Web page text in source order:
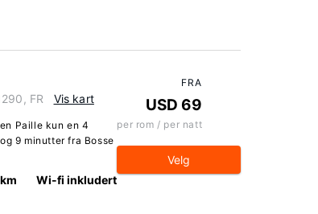
FR Vis kart
Paille kun en 4
9 minutter fra Bosse
Wi-fi inkludert
FRA
USD 69
per rom / per natt
Velg